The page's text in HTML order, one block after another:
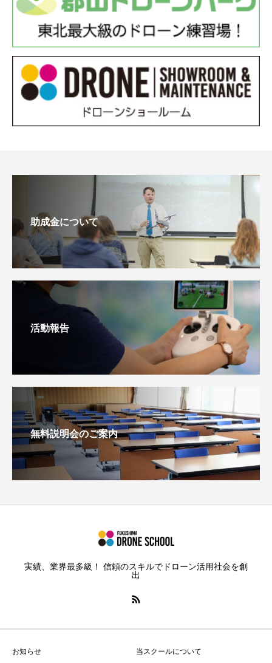
助成金について
活動報告
無料説明会のご案内
実績、業界最多級！ 信頼のスキルでドローン活用社会を創
出
お知らせ 当スクールについて